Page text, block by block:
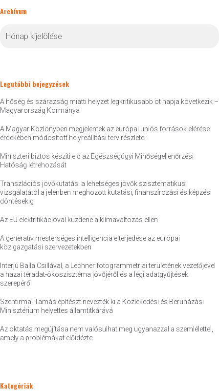
Archívum
Legutóbbi bejegyzések
A hőség és szárazság miatti helyzet legkritikusabb öt napja következik –
Magyarország Kormánya
A Magyar Közlönyben megjelentek az európai uniós források elérése
érdekében módosított helyreállítási terv részletei
Miniszteri biztos készíti elő az Egészségügyi Minőségellenőrzési
Hatóság létrehozását
Transzlációs jövőkutatás: a lehetséges jövők szisztematikus
vizsgálatától a jelenben meghozott kutatási, finanszírozási és képzési
döntésekig
Az EU elektrifikációval küzdene a klímaváltozás ellen
A generatív mesterséges intelligencia elterjedése az európai
közigazgatási szervezetekben
Interjú Balla Csillával, a Lechner fotogrammetriai területének vezetőjével
a hazai téradat-ökoszisztéma jövőjéről és a légi adatgyűjtések
szerepéről
Szentirmai Tamás építészt nevezték ki a Közlekedési és Beruházási
Minisztérium helyettes államtitkárává
Az oktatás megújítása nem valósulhat meg ugyanazzal a szemlélettel,
amely a problémákat előidézte
Kategóriák